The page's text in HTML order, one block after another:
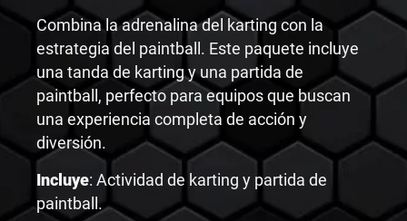
Combina la adrenalina del karting con la
estrategia del paintball. Este paquete incluye
una tanda de karting y una partida de
paintball, perfecto para equipos que buscan
una experiencia completa de acción y
diversión.
Incluye: Actividad de karting y partida de
paintball.